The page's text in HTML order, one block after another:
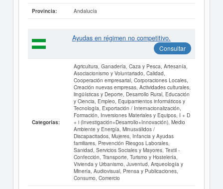
Provincia: Andalucía
Ayudas en régimen no competitivo.
Consultar
Categorías:
Agricultura, Ganadería, Caza y Pesca, Artesanía,
Asociacionismo y Voluntariado, Calidad,
Cooperación empresarial, Corporaciones Locales,
Creación nuevas empresas, Actividades culturales,
lingüísticas y Deporte, Desarrollo Rural, Educación
y Ciencia, Empleo, Equipamientos informáticos y
Tecnología, Exportación / Internacionalización,
Formación, Inversiones Materiales y Equipos, I + D
+ i (Investigación+Desarrollo+Innovación), Medio
Ambiente y Energía, Minusválidos /
Discapacitados, Mujeres, Infancia y Ayudas
familiares, Prevención Riesgos Laborales,
Sanidad, Servicios Sociales y Mayores, Textil -
Confección, Transporte, Turismo y Hostelería,
Vivienda y Urbanismo, Juventud, Arqueología y
Minería, Audiovisual, Prensa y Publicaciones,
Consumo, Comercio